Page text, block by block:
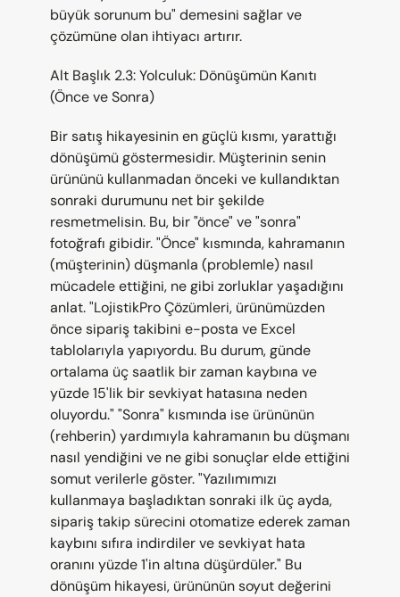
büyük sorunum bu" demesini sağlar ve
çözümüne olan ihtiyacı artırır.
Alt Başlık 2.3: Yolculuk: Dönüşümün Kanıtı
(Önce ve Sonra)
Bir satış hikayesinin en güçlü kısmı, yarattığı
dönüşümü göstermesidir. Müşterinin senin
ürününü kullanmadan önceki ve kullandıktan
sonraki durumunu net bir şekilde
resmetmelisin. Bu, bir "önce" ve "sonra"
fotoğrafı gibidir. "Önce" kısmında, kahramanın
(müşterinin) düşmanla (problemle) nasıl
mücadele ettiğini, ne gibi zorluklar yaşadığını
anlat. "LojistikPro Çözümleri, ürünümüzden
önce sipariş takibini e-posta ve Excel
tablolarıyla yapıyordu. Bu durum, günde
ortalama üç saatlik bir zaman kaybına ve
yüzde 15'lik bir sevkiyat hatasına neden
oluyordu." "Sonra" kısmında ise ürününün
(rehberin) yardımıyla kahramanın bu düşmanı
nasıl yendiğini ve ne gibi sonuçlar elde ettiğini
somut verilerle göster. "Yazılımımızı
kullanmaya başladıktan sonraki ilk üç ayda,
sipariş takip sürecini otomatize ederek zaman
kaybını sıfıra indirdiler ve sevkiyat hata
oranını yüzde 1'in altına düşürdüler." Bu
dönüşüm hikayesi, ürününün soyut değerini